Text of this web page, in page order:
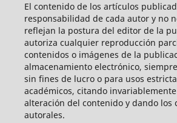
El contenido de los artículos
responsabilidad de cada autor y no
reflejan la postura del editor de la
autoriza cualquier reproducción
contenidos o imágenes de la
almacenamiento electrónico,
sin fines de lucro o para usos
académicos, citando
alteración del contenido y dando los
autorales.